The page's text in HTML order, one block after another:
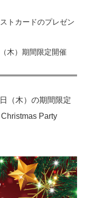
トカードのプレゼン
木）期間限定開催
（木）の期間限定
Party